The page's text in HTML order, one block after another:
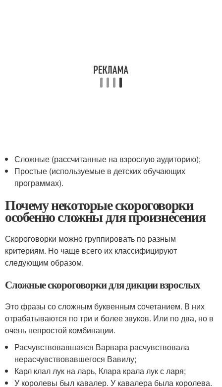
Сложные (рассчитанные на взрослую аудиторию);
Простые (используемые в детских обучающих
программах).
Почему некоторые скороговорки
особенно сложны для произнесения
Скороговорки можно группировать по разным
критериям. Но чаще всего их классифицируют
следующим образом.
Сложные скороговорки для дикции взрослых
Это фразы со сложным буквенным сочетанием. В них
отрабатываются по три и более звуков. Или по два, но в
очень непростой комбинации.
Расчувствовавшаяся Варвара расчувствовала
нерасчувствовавшегося Вавилу;
Карл клал лук на ларь, Клара крала лук с ларя;
У королевы был кавалер. У кавалера была королева.